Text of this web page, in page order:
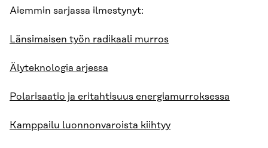
Aiemmin sarjassa ilmestynyt:
Länsimaisen työn radikaali murros
Älyteknologia arjessa
Polarisaatio ja eritahtisuus energiamurroksessa
Kamppailu luonnonvaroista kiihtyy